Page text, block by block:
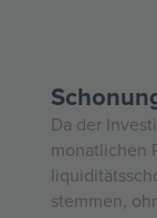
Da der
monatlichen
stemmen,